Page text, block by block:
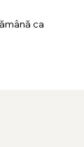
ca